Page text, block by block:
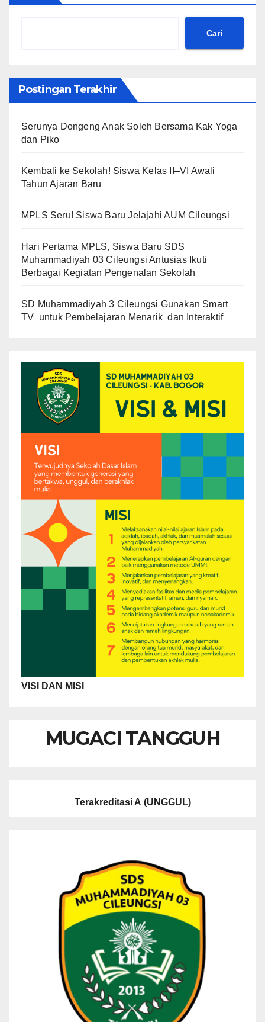
Cari
Postingan Terakhir
Serunya Dongeng Anak Soleh Bersama Kak Yoga
dan Piko
Kembali ke Sekolah! Siswa Kelas II–VI Awali
Tahun Ajaran Baru
MPLS Seru! Siswa Baru Jelajahi AUM Cileungsi
Hari Pertama MPLS, Siswa Baru SDS
Muhammadiyah 03 Cileungsi Antusias Ikuti
Berbagai Kegiatan Pengenalan Sekolah
SD Muhammadiyah 3 Cileungsi Gunakan Smart
TV untuk Pembelajaran Menarik dan Interaktif
VISI DAN MISI
MUGACI TANGGUH
Terakreditasi A (UNGGUL)